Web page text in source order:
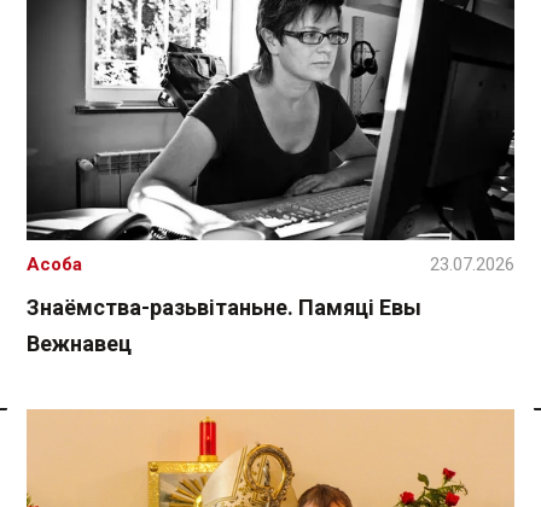
Знаёмства-разьвітаньне. Памяці Евы
Вежнавец
Асоба 23.07.2026